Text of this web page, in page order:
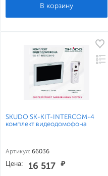
SKUDO SK-KIT-INTERCOM-4
комплект видеодомофона
Артикул: 66036
Цена: 16 517 ₽